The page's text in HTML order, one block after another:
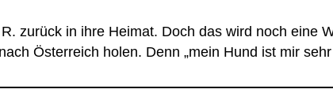
zurück in ihre Heimat. Doch das wird noch eine
Österreich holen. Denn „mein Hund ist mir sehr